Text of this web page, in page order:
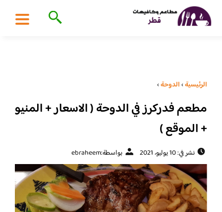
الرئيسية›الدوحة›
مطعم فدركرز في الدوحة ( الاسعار + المنيو
+ الموقع )
نشر في: 10 يوليو، 2021 بواسطة:ebraheem